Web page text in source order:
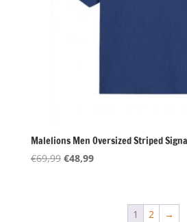
Malelions Men Oversized Striped
€69,99 Oorspronkelijke
€48,99Huidige
1 2 →